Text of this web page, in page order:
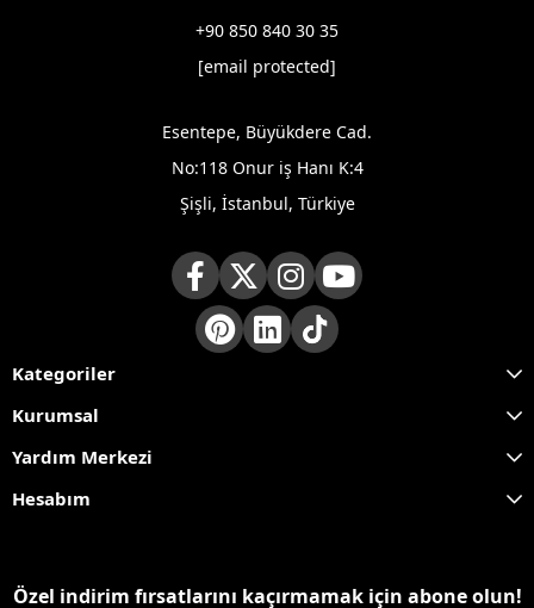
+90 850 840 30 35
[email protected]
Esentepe, Büyükdere Cad.
No:118 Onur iş Hanı K:4
Şişli, İstanbul, Türkiye
Kategoriler
Kurumsal
Yardım Merkezi
Hesabım
Özel indirim fırsatlarını kaçırmamak için abone olun!